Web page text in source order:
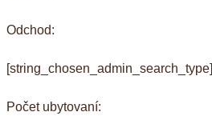
Odchod:
[string_chosen_admin_search_type]
Počet ubytovaní: